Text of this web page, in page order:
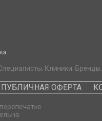
Клиники. Бренды.
ПУБЛИЧНАЯ ОФЕРТА